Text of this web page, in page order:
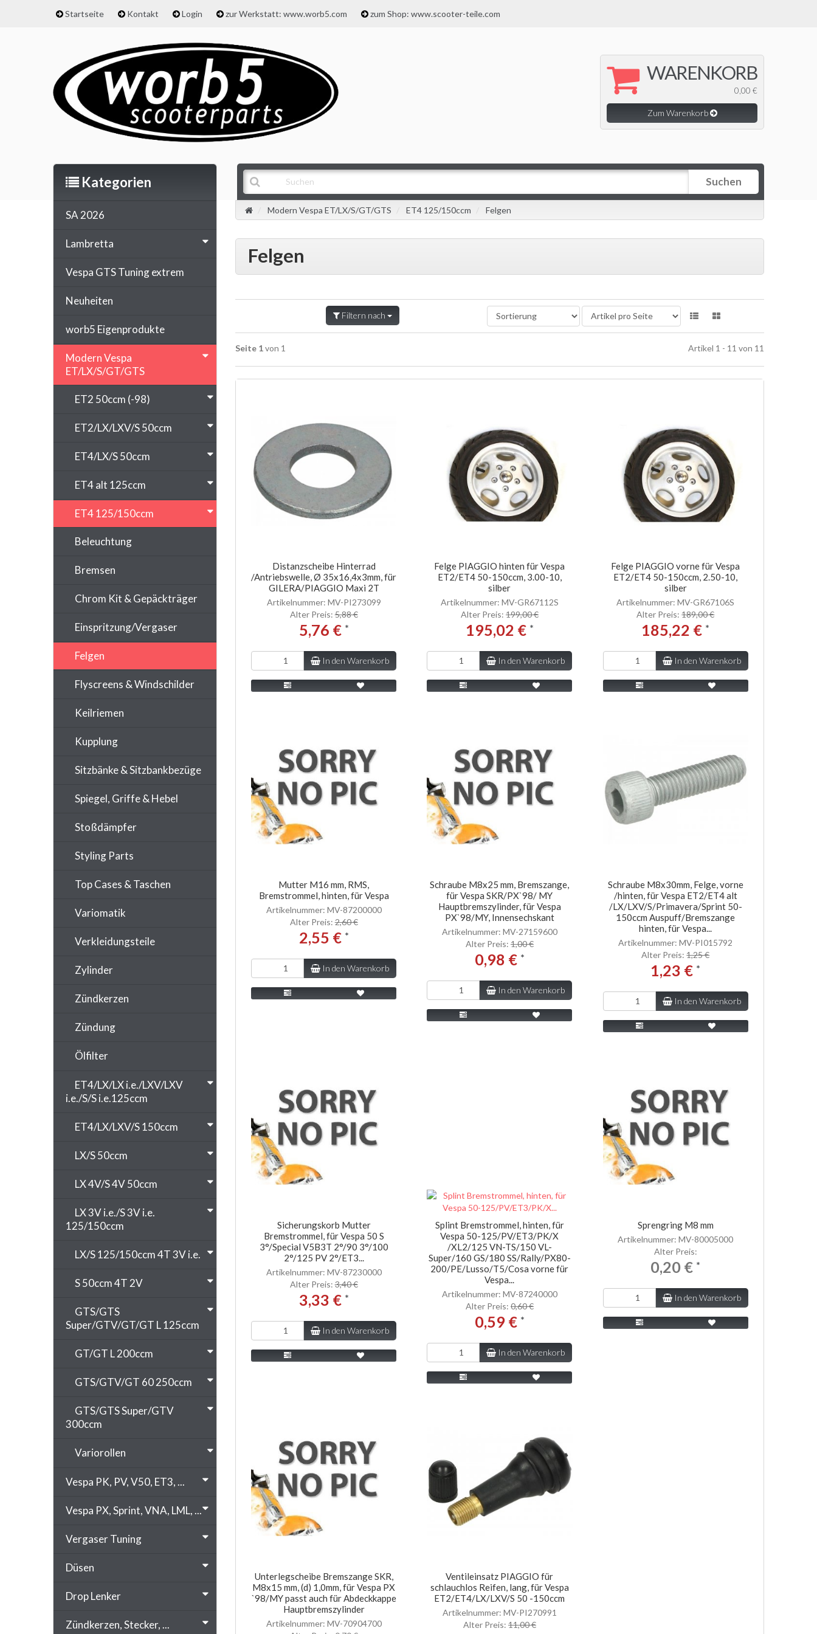
Startseite Kontakt Login zur Werkstatt: www.worb5.com zum Shop: www.scooter-teile.com
WARENKORB
0,00 €
Zum Warenkorb
Suchen
Modern Vespa ET/LX/S/GT/GTS ET4 125/150ccm Felgen
Felgen
Filtern nach
Seite 1von 1 Artikel 1 - 11 von 11
Distanzscheibe Hinterrad
/Antriebswelle, Ø 35x16,4x3mm, für
GILERA/PIAGGIO Maxi 2T
Artikelnummer: MV-PI273099
Alter Preis:5,88 €
5,76 € *
In den Warenkorb
Felge PIAGGIO hinten für Vespa
ET2/ET4 50-150ccm, 3.00-10,
silber
Artikelnummer: MV-GR67112S
Alter Preis: 199,00 €
195,02 € *
In den Warenkorb
Felge PIAGGIO vorne für Vespa
ET2/ET4 50-150ccm, 2.50-10,
silber
Artikelnummer: MV-GR67106S
Alter Preis:189,00 €
185,22 € *
In den Warenkorb
Mutter M16 mm, RMS,
Bremstrommel, hinten, für Vespa
Artikelnummer: MV-87200000
Alter Preis:2,60 €
2,55 € *
In den Warenkorb
Schraube M8x25 mm, Bremszange,
für Vespa SKR/PX`98/ MY
Hauptbremszylinder, für Vespa
PX`98/MY, Innensechskant
Artikelnummer: MV-27159600
Alter Preis: 1,00 €
0,98 € *
In den Warenkorb
Schraube M8x30mm, Felge, vorne
/hinten, für Vespa ET2/ET4 alt
/LX/LXV/S/Primavera/Sprint 50-
150ccm Auspuff/Bremszange
hinten, für Vespa...
Artikelnummer: MV-PI015792
Alter Preis:1,25 €
1,23 € *
In den Warenkorb
Sicherungskorb Mutter
Bremstrommel, für Vespa 50 S
3°/Special V5B3T 2°/90 3°/100
2°/125 PV 2°/ET3...
Artikelnummer: MV-87230000
Alter Preis:3,40 €
3,33 € *
In den Warenkorb
Splint Bremstrommel, hinten, für
Vespa 50-125/PV/ET3/PK/X
/XL2/125 VN-TS/150 VL-
Super/160 GS/180 SS/Rally/PX80-
200/PE/Lusso/T5/Cosa vorne für
Vespa...
Artikelnummer: MV-87240000
Alter Preis: 0,60 €
0,59 € *
In den Warenkorb
Sprengring M8 mm
Artikelnummer: MV-80005000
Alter Preis:
0,20 € *
In den Warenkorb
Unterlegscheibe Bremszange SKR,
M8x15 mm, (d) 1,0mm, für Vespa PX
`98/MY passt auch für Abdeckkappe
Hauptbremszylinder
Artikelnummer: MV-70904700
Ventileinsatz PIAGGIO für
schlauchlos Reifen, lang, für Vespa
ET2/ET4/LX/LXV/S 50 -150ccm
Artikelnummer: MV-PI270991
Alter Preis: 11,00 €
Kategorien
SA 2026
Lambretta
Vespa GTS Tuning extrem
Neuheiten
worb5 Eigenprodukte
Modern Vespa
ET/LX/S/GT/GTS
ET2 50ccm (-98)
ET2/LX/LXV/S 50ccm
ET4/LX/S 50ccm
ET4 alt 125ccm
ET4 125/150ccm
Beleuchtung
Bremsen
Chrom Kit & Gepäckträger
Einspritzung/Vergaser
Felgen
Flyscreens & Windschilder
Keilriemen
Kupplung
Sitzbänke & Sitzbankbezüge
Spiegel, Griffe & Hebel
Stoßdämpfer
Styling Parts
Top Cases & Taschen
Variomatik
Verkleidungsteile
Zylinder
Zündkerzen
Zündung
Ölfilter
ET4/LX/LX i.e./LXV/LXV
i.e./S/S i.e.125ccm
ET4/LX/LXV/S 150ccm
LX/S 50ccm
LX 4V/S 4V 50ccm
LX 3V i.e./S 3V i.e.
125/150ccm
LX/S 125/150ccm 4T 3V i.e.
S 50ccm 4T 2V
GTS/GTS
Super/GTV/GT/GT L 125ccm
GT/GT L 200ccm
GTS/GTV/GT 60 250ccm
GTS/GTS Super/GTV
300ccm
Variorollen
Vespa PK, PV, V50, ET3, ...
Vespa PX, Sprint, VNA, LML, ...
Vergaser Tuning
Düsen
Drop Lenker
Zündkerzen, Stecker, ...